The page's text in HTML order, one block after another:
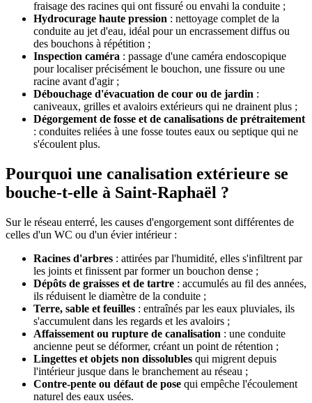
fraisage des racines qui ont fissuré ou envahi la conduite ;
Hydrocurage haute pression : nettoyage complet de la
conduite au jet d'eau, idéal pour un encrassement diffus ou
des bouchons à répétition ;
Inspection caméra : passage d'une caméra endoscopique
pour localiser précisément le bouchon, une fissure ou une
racine avant d'agir ;
Débouchage d'évacuation de cour ou de jardin :
caniveaux, grilles et avaloirs extérieurs qui ne drainent plus ;
Dégorgement de fosse et de canalisations de prétraitement
: conduites reliées à une fosse toutes eaux ou septique qui ne
s'écoulent plus.
Pourquoi une canalisation extérieure se
bouche-t-elle à Saint-Raphaël ?
Sur le réseau enterré, les causes d'engorgement sont différentes de
celles d'un WC ou d'un évier intérieur :
Racines d'arbres : attirées par l'humidité, elles s'infiltrent par
les joints et finissent par former un bouchon dense ;
Dépôts de graisses et de tartre : accumulés au fil des années,
ils réduisent le diamètre de la conduite ;
Terre, sable et feuilles : entraînés par les eaux pluviales, ils
s'accumulent dans les regards et les avaloirs ;
Affaissement ou rupture de canalisation : une conduite
ancienne peut se déformer, créant un point de rétention ;
Lingettes et objets non dissolubles qui migrent depuis
l'intérieur jusque dans le branchement au réseau ;
Contre-pente ou défaut de pose qui empêche l'écoulement
naturel des eaux usées.